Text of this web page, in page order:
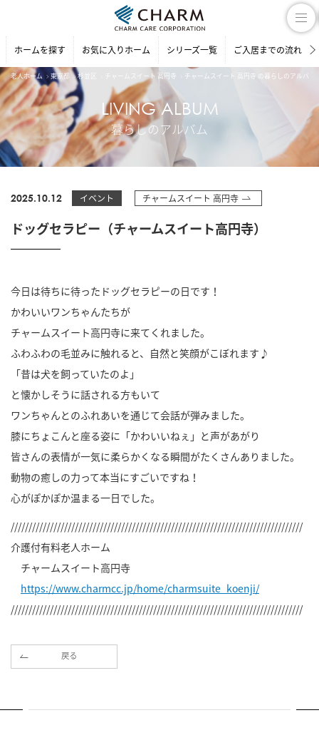
ホームを探す お気に入りホーム シリーズ一覧 ご入居までの流れ
老人ホーム 東京都 杉並区 チャームスイート 高円寺 チャームスイート 高円寺 の暮らしのアルバム
LIVING ALBUM
暮らしのアルバム
2025.10.12 イベント チャームスイート 高円寺
ドッグセラピー（チャームスイート高円寺）
今日は待ちに待ったドッグセラピーの日です！
かわいいワンちゃんたちが
チャームスイート高円寺に来てくれました。
ふわふわの毛並みに触れると、自然と笑顔がこぼれます♪
「昔は犬を飼っていたのよ」
と懐かしそうに話される方もいて
ワンちゃんとのふれあいを通じて会話が弾みました。
膝にちょこんと座る姿に「かわいいねぇ」と声があがり
皆さんの表情が一気に柔らかくなる瞬間がたくさんありました。
動物の癒しの力って本当にすごいですね！
心がぽかぽか温まる一日でした。
//////////////////////////////////////////////////////////////////////////////////
介護付有料老人ホーム
チャームスイート高円寺
https://www.charmcc.jp/home/charmsuite_koenji/
//////////////////////////////////////////////////////////////////////////////////
戻る